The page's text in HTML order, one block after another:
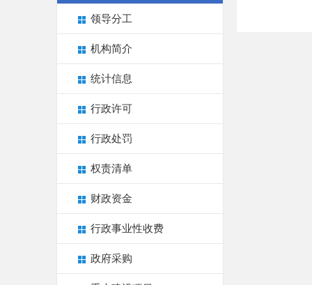
领导分工
机构简介
统计信息
行政许可
行政处罚
权责清单
财政资金
行政事业性收费
政府采购